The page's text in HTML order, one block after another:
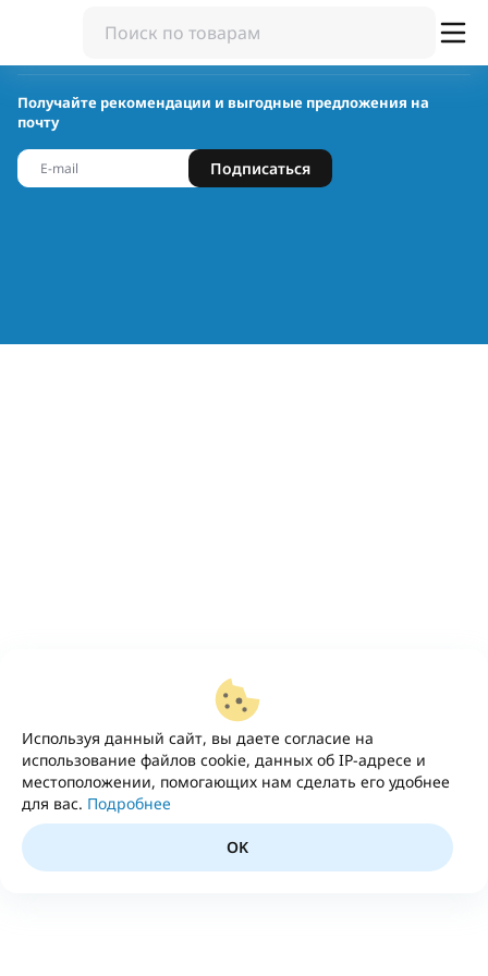
Используя данный сайт, вы даете согласие на
использование файлов cookie, данных об IP-адресе и
местоположении, помогающих нам сделать его удобнее
для вас. Подробнее
OK
Получайте рекомендации и выгодные предложения на
почту
Подписаться